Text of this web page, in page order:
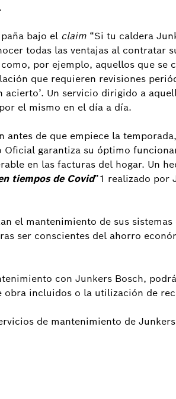
bajo el claim “Si tu caldera
todas las ventajas al contratar
por ejemplo, aquellos que se
que requieren revisiones
Un servicio dirigido a
el mismo en el día a día.
de que empiece la
garantiza su óptimo
en las facturas del hogar. Un
tiempos de Covid”1 realizado por
el mantenimiento de sus
ser conscientes del ahorro
con Junkers Bosch,
incluidos o la utilización de
de mantenimiento de